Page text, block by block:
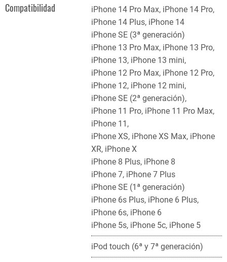
Compatibilidad
iPhone 14 Pro Max, iPhone 14 Pro,
iPhone 14 Plus, iPhone 14
iPhone SE (3ª generación)
iPhone 13 Pro Max, iPhone 13 Pro,
iPhone 13, iPhone 13 mini,
iPhone 12 Pro Max, iPhone 12 Pro,
iPhone 12, iPhone 12 mini,
iPhone SE (2ª generación),
iPhone 11 Pro, iPhone 11 Pro Max,
iPhone 11,
iPhone XS, iPhone XS Max, iPhone
XR, iPhone X
iPhone 8 Plus, iPhone 8
iPhone 7, iPhone 7 Plus
iPhone SE (1ª generación)
iPhone 6s Plus, iPhone 6 Plus,
iPhone 6s, iPhone 6
iPhone 5s, iPhone 5c, iPhone 5
iPod touch (6ª y 7ª generación)